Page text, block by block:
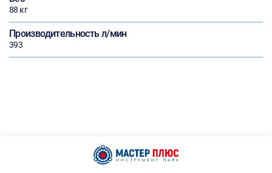
88 кг
Производительность л/мин
393